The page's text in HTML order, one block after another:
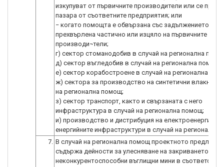
изкупуват от първичните производители или се
пазара от съответните предприятия; или
− когато помощта е обвързана със задължението да
прехвърлена частично или изцяло на първичните
производи¬тели;
г) сектор стоманодобив в случай на регионална
д) сектор въгледобив в случай на регионална помощ;
е) сектор корабостроене в случай на регионална
ж) сектора за производство на синтетични влакна в
на регионална помощ;
з) сектор транспорт, както и свързаната с него
инфраструктура в случай на регионална помощ;
и) производство и дистрибуция на електроенергия и
енергийните инфраструктури в случай на регионална
7. В случай на регионална помощ проектното
съдържа дейности за улесняване на закриването на
неконкурентоспособни въглищни мини в